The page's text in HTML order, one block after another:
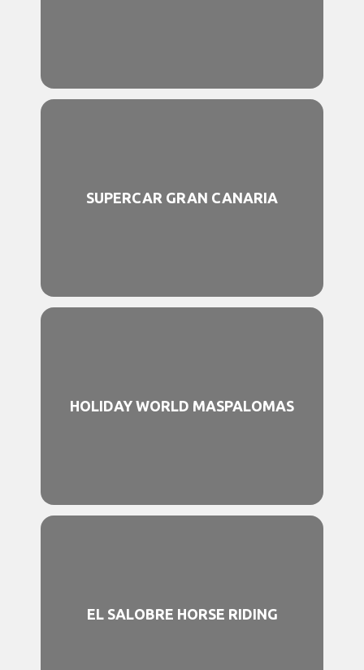
SUPERCAR GRAN CANARIA
HOLIDAY WORLD MASPALOMAS
EL SALOBRE HORSE RIDING